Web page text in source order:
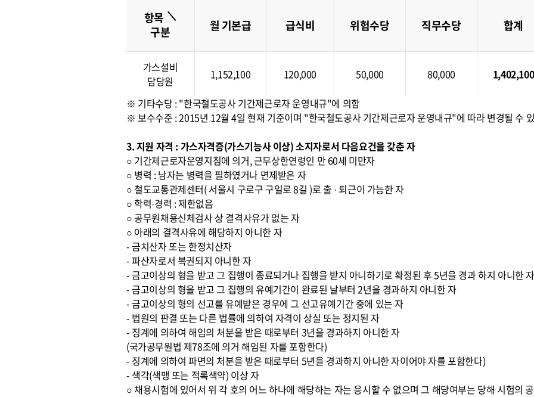
항목 ＼
구분
월 기본급 급식비 위험수당 직무수당 합계
가스설비
담당원
1,152,100 120,000 50,000 80,000 1,402,100
※ 기타수당 : "한국철도공사 기간제근로자 운영내규"에 의함
※ 보수수준 : 2015년 12월 4일 현재 기준이며 "한국철도공사 기간제근로자 운영내규"에 따라 변경될 수
3. 지원 자격 : 가스자격증(가스기능사 이상) 소지자로서 다음요건을 갖춘 자
○ 기간제근로자운영지침에 의거, 근무상한연령인 만 60세 미만자
○ 병력 : 남자는 병력을 필하였거나 면제받은 자
○ 철도교통관제센터( 서울시 구로구 구일로 8길 )로 출 · 퇴근이 가능한 자
○ 학력·경력 : 제한없음
○ 공무원채용신체검사 상 결격사유가 없는 자
○ 아래의 결격사유에 해당하지 아니한 자
- 금치산자 또는 한정치산자
- 파산자로서 복권되지 아니한 자
- 금고이상의 형을 받고 그 집행이 종료되거나 집행을 받지 아니하기로 확정된 후 5년을 경과 하지 아니한 자
- 금고이상의 형을 받고 그 집행의 유예기간이 완료된 날부터 2년을 경과하지 아니한 자
- 금고이상의 형의 선고를 유예받은 경우에 그 선고유예기간 중에 있는 자
- 법원의 판결 또는 다른 법률에 의하여 자격이 상실 또는 정지된 자
- 징계에 의하여 해임의 처분을 받은 때로부터 3년을 경과하지 아니한 자
(국가공무원법 제78조에 의거 해임된 자를 포함한다)
- 징계에 의하여 파면의 처분을 받은 때로부터 5년을 경과하지 아니한 자이어야 자를 포함한다)
- 색각(색맹 또는 적록색약) 이상 자
○ 채용시험에 있어서 위 각 호의 어느 하나에 해당하는 자는 응시할 수 없으며 그 해당여부는 당해 시험의